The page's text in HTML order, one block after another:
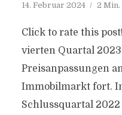
14. Februar 2024 2 Min.
Click to rate this
vierten Quartal
Preisanpassungen
Immobilmarkt fort.
Schlussquartal 2022